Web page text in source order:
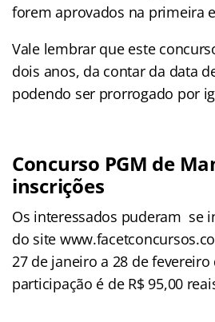
forem aprovados na primeira
Vale lembrar que este
dois anos, da contar da data
podendo ser prorrogado por
Concurso PGM de
inscrições
Os interessados puderam se
do site
27 de janeiro a 28 de fevereiro
participação é de R$ 95,00